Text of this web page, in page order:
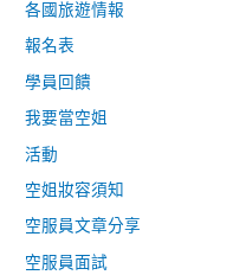
各國旅遊情報
報名表
學員回饋
我要當空姐
活動
空姐妝容須知
空服員文章分享
空服員面試